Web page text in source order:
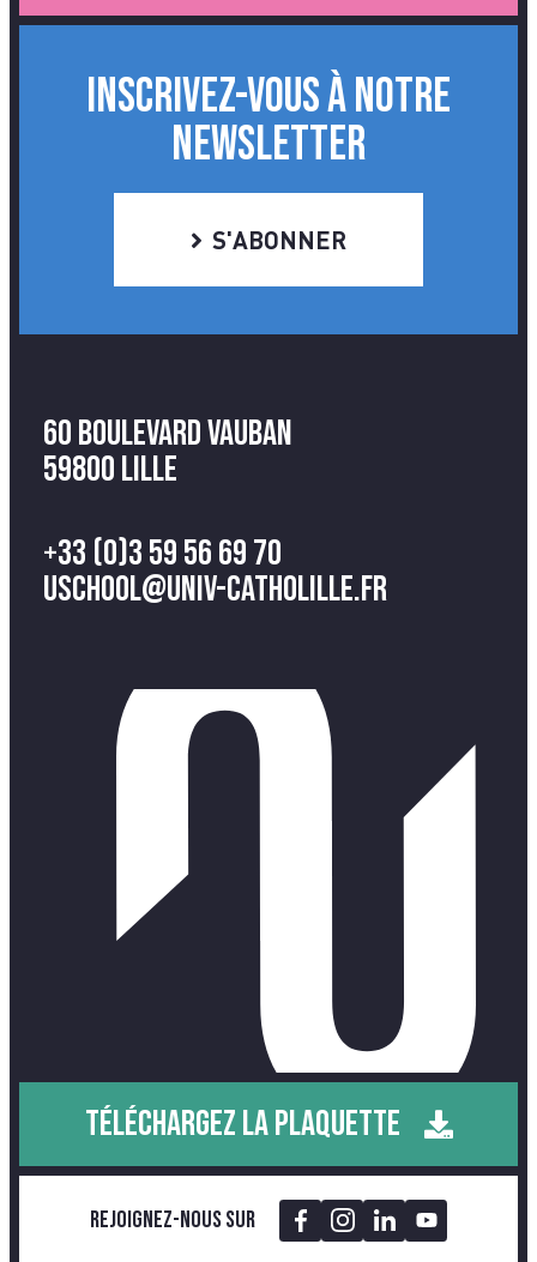
INSCRIVEZ-VOUS À NOTRE
NEWSLETTER
S'ABONNER
60 Boulevard Vauban
59800 Lille
+33 (0)3 59 56 69 70
uschool@univ-catholille.fr
TÉLÉCHARGEZ LA PLAQUETTE
Rejoignez-nous sur